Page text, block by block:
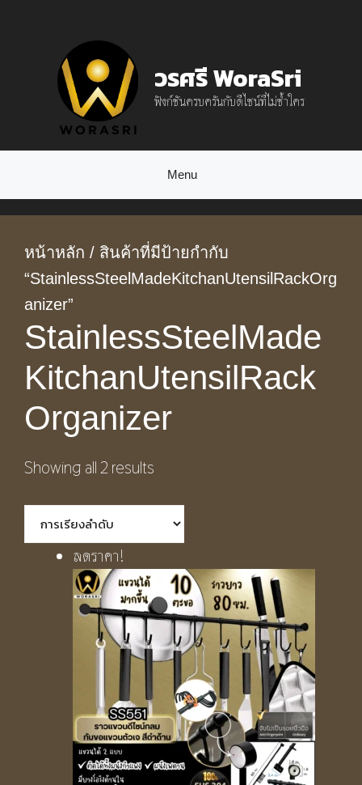
วรศรี WoraSri
ฟังก์ชันครบครันกับดีไซน์ที่ไม่ซ้ำใคร
Menu
หน้าหลัก / สินค้าที่มีป้ายกำกับ
“StainlessSteelMadeKitchanUtensilRackOrg
anizer”
StainlessSteelMade
KitchanUtensilRack
Organizer
Showing all 2 results
ลดราคา!